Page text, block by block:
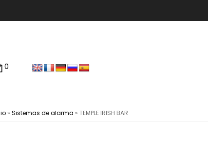
0
» Sistemas de alarma » TEMPLE IRISH BAR